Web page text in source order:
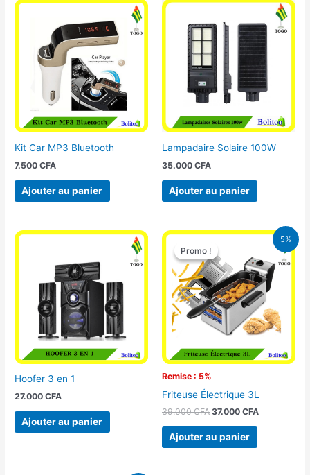
Kit Car MP3 Bluetooth
7.500CFA
Ajouter au panier
Lampadaire Solaire 100W
35.000 CFA
Ajouter au panier
Hoofer 3 en 1
27.000CFA
Ajouter au panier
5%
Promo !
Remise : 5%
Promo !
Friteuse Électrique 3L
39.000CFA
Le
initial
était :
39.000 CFA.
37.000 CFA
Le
prix
actuel
est :
37.000 CFA.
Ajouter au panier